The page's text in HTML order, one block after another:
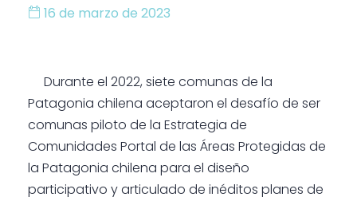
16 de marzo de 2023
Durante el 2022, siete comunas de la
Patagonia chilena aceptaron el desafío de ser
comunas piloto de la Estrategia de
Comunidades Portal de las Áreas Protegidas de
la Patagonia chilena para el diseño
participativo y articulado de inéditos planes de